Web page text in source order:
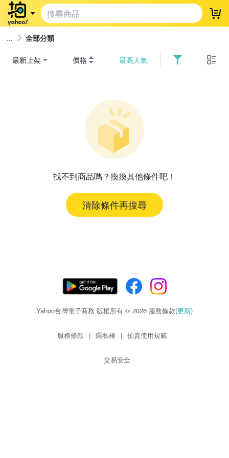
登
全部分類
最新上架 價格 最高人氣
找不到商品嗎？換換其他條件吧！
清除條件再搜尋
Yahoo台灣電子商務 版權所有 © 2026 服務條款(更新)
服務條款 | 隱私權 | 拍賣使用規範
交易安全